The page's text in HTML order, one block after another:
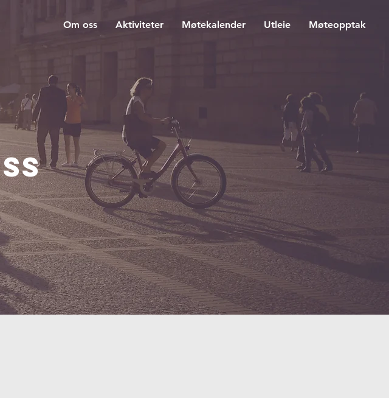
Om oss Aktiviteter Møtekalender Utleie Møteopptak